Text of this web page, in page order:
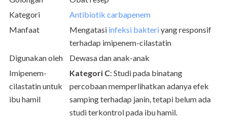
Kategori
Antibiotik carbapenem
Manfaat
Mengatasi infeksi bakteriyang responsif
terhadap imipenem-cilastatin
Digunakan oleh
Dewasa dan anak-anak
Imipenem-
cilastatin untuk
ibu hamil
Kategori C: Studi pada binatang
percobaan memperlihatkan adanya efek
samping terhadap janin, tetapi belum ada
studi terkontrol pada ibu hamil.